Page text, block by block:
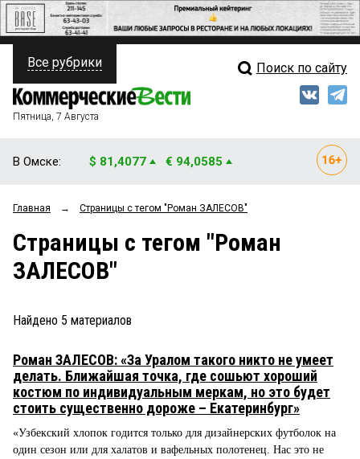
ПОЛИТИКА
ФИНАНСЫ
ОБЩЕСТВО
ЗАКОН
ПРОИСШЕСТВИЯ
СТИЛЬ ЖИЗНИ
Свежий выпуск
Мнения
Рейтинги
Все рубрики Поиск по сайту
Пятница, 7 Августа
В Омске: $ 81,4077 € 94,0585
Главная → Страницы c тегом "Роман ЗАЛЕСОВ"
Страницы c тегом "Роман
ЗАЛЕСОВ"
Найдено 5 материалов
Роман ЗАЛЕСОВ: «За Уралом такого никто не умеет
делать. Ближайшая точка, где сошьют хороший
костюм по индивидуальным меркам, но это будет
стоить существенно дороже – Екатеринбург»
«Узбекский хлопок годится только для дизайнерских футболок на
один сезон или для халатов и вафельных полотенец. Нас это не